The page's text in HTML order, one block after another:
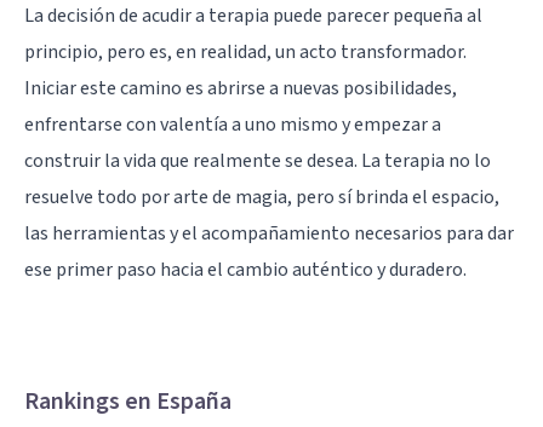
La decisión de acudir a terapia puede parecer pequeña al
principio, pero es, en realidad, un acto transformador.
Iniciar este camino es abrirse a nuevas posibilidades,
enfrentarse con valentía a uno mismo y empezar a
construir la vida que realmente se desea. La terapia no lo
resuelve todo por arte de magia, pero sí brinda el espacio,
las herramientas y el acompañamiento necesarios para dar
ese primer paso hacia el cambio auténtico y duradero.
Rankings en España